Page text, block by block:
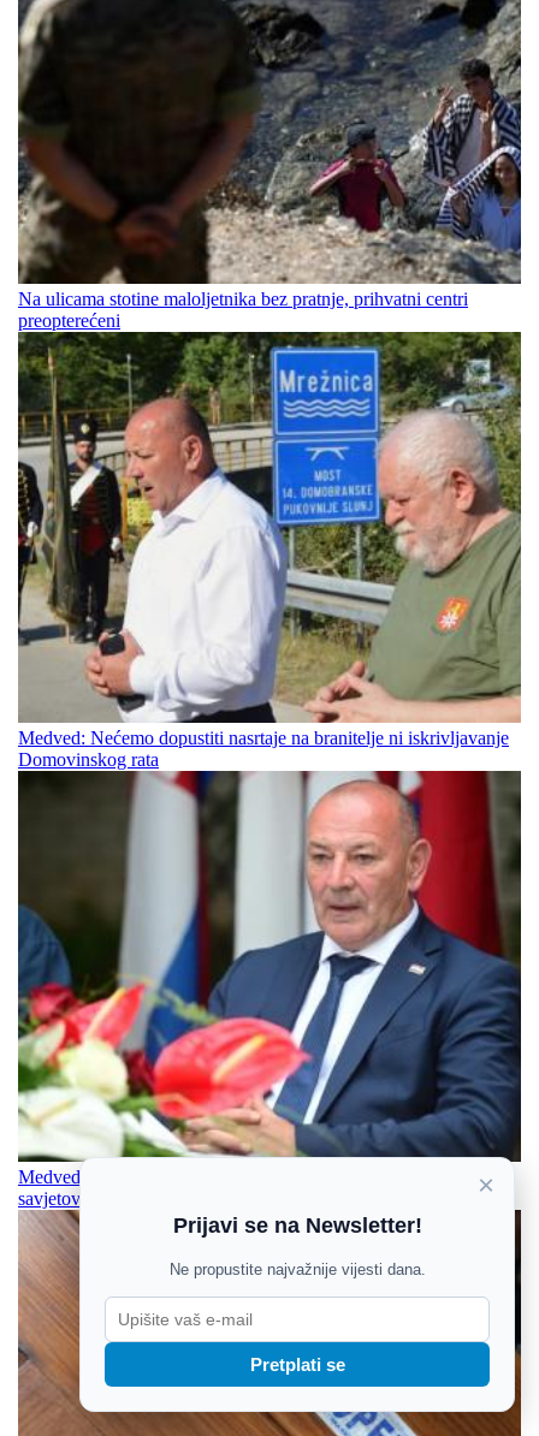
Na ulicama stotine maloljetnika bez pratnje, prihvatni centri
preopterećeni
Medved: Nećemo dopustiti nasrtaje na branitelje ni iskrivljavanje
Domovinskog rata
Medved: Zakoni o mirovinama branitelja sutra idu javno
savjetovanje
×
Prijavi se na Newsletter!
Ne propustite najvažnije vijesti dana.
Pretplati se